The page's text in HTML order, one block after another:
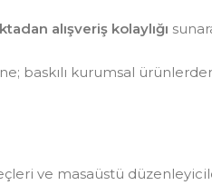
alışveriş kolaylığı
baskılı kurumsal
ve masaüstü